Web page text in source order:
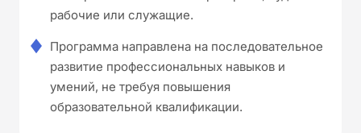
рабочие или служащие.
Программа направлена на последовательное
развитие профессиональных навыков и
умений, не требуя повышения
образовательной квалификации.